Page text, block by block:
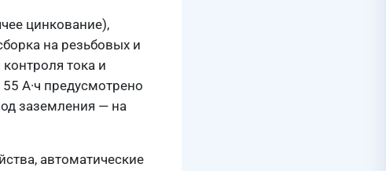
цинкование),
на резьбовых и
тока и
А·ч предусмотрено
заземления — на
автоматические